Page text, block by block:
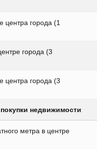
центра города (1
города (3
центра города (3
недвижимости
метра в центре